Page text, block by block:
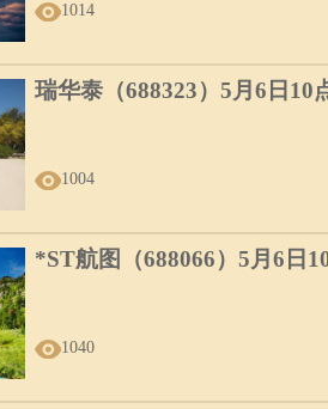
1014
瑞华泰（688323）5月6日10
1004
*ST航图（688066）5月6日
1040